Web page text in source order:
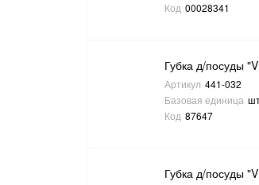
Код 00028341
Губка д/посуды
Артикул 441-032
Базовая единица
Код 87647
Губка д/посуды